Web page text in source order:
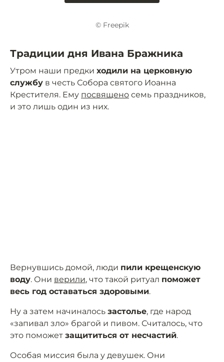
© Freepik
Традиции дня Ивана Бражника
Утром наши предки ходили на церковную
службу в честь Собора святого Иоанна
Крестителя. Ему посвящено семь праздников,
и это лишь один из них.
Вернувшись домой, люди пили крещенскую
воду. Они верили, что такой ритуал поможет
весь год оставаться здоровыми.
Ну а затем начиналось застолье, где народ
«запивал зло» брагой и пивом. Считалось, что
это поможет защититься от несчастий.
Особая миссия была у девушек. Они